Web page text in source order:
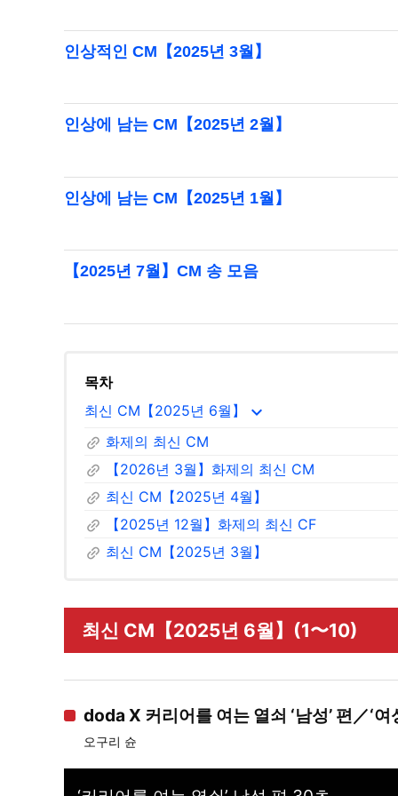
인상적인 CM【2025년 3월】
인상에 남는 CM【2025년 2월】
인상에 남는 CM【2025년 1월】
【2025년 7월】CM 송 모음
목차
최신 CM【2025년 6월】
expand_more
link 화제의 최신 CM
link 【2026년 3월】화제의 최신 CM
link 최신 CM【2025년 4월】
link 【2025년 12월】화제의 최신 CF
link 최신 CM【2025년 3월】
최신 CM【2025년 6월】(1〜10)
doda X 커리어를 여는 열쇠 ‘남성’ 편／‘여
오구리 슌